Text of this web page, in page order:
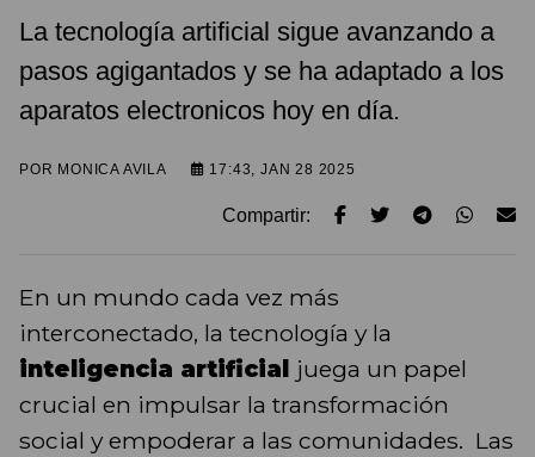
La tecnología artificial sigue avanzando a
pasos agigantados y se ha adaptado a los
aparatos electronicos hoy en día.
POR MONICA AVILA 17:43, JAN 28 2025
Compartir:
En un mundo cada vez más
interconectado, la tecnología y la
inteligencia artificial juega un papel
crucial en impulsar la transformación
social y empoderar a las comunidades. Las